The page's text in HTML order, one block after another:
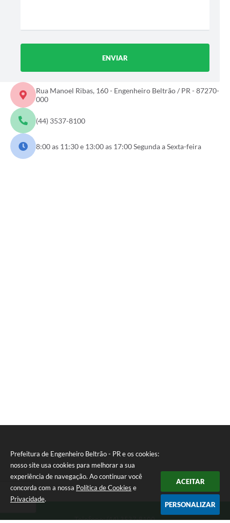
Prefeitura de Engenheiro Beltrão - PR e os cookies:
nosso site usa cookies para melhorar a sua
experiência de navegação. Ao continuar você
concorda com a nossa Política de Cookies e
Privacidade.
ACEITAR
PERSONALIZAR
ENVIAR
Rua Manoel Ribas, 160 - Engenheiro Beltrão / PR - 87270-
000
(44) 3537-8100
8:00 as 11:30 e 13:00 as 17:00 Segunda a Sexta-feira
Telefone: (44) 3537-8100